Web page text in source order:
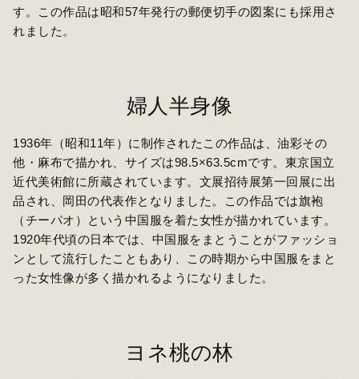
す。この作品は昭和57年発行の郵便切手の図案にも採用さ
れました。
婦人半身像
1936年（昭和11年）に制作されたこの作品は、油彩その
他・麻布で描かれ、サイズは98.5×63.5cmです。東京国立
近代美術館に所蔵されています。文展招待展第一回展に出
品され、岡田の代表作となりました。この作品では旗袍
（チーパオ）という中国服を着た女性が描かれています。
1920年代頃の日本では、中国服をまとうことがファッショ
ンとして流行したこともあり、この時期から中国服をまと
った女性像が多く描かれるようになりました。
ヨネ桃の林